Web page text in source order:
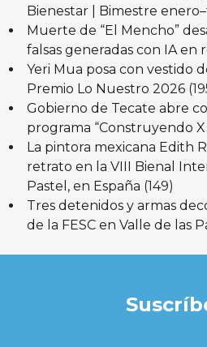
Bienestar | Bimestre
Muerte de “El Mencho”
falsas generadas con IA en
Yeri Mua posa con vestido
Premio Lo Nuestro 2026
Gobierno de Tecate abre
programa “Construyendo X
La pintora mexicana Edith
retrato en la VIII Bienal
Pastel, en España (149)
Tres detenidos y armas
de la FESC en Valle de las